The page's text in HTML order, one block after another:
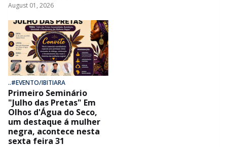
August 01, 2026
..#EVENTO/IBITIARA
Primeiro Seminário
"Julho das Pretas" Em
Olhos d'Água do Seco,
um destaque á mulher
negra, acontece nesta
sexta feira 31